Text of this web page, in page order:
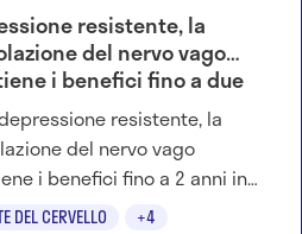
DEL CERVELLO +4
resistente, la
del nervo vago
i benefici fino a due
resistente, la
del nervo vago
i benefici fino a 2 anni in
pazienti e alcuni rispondono